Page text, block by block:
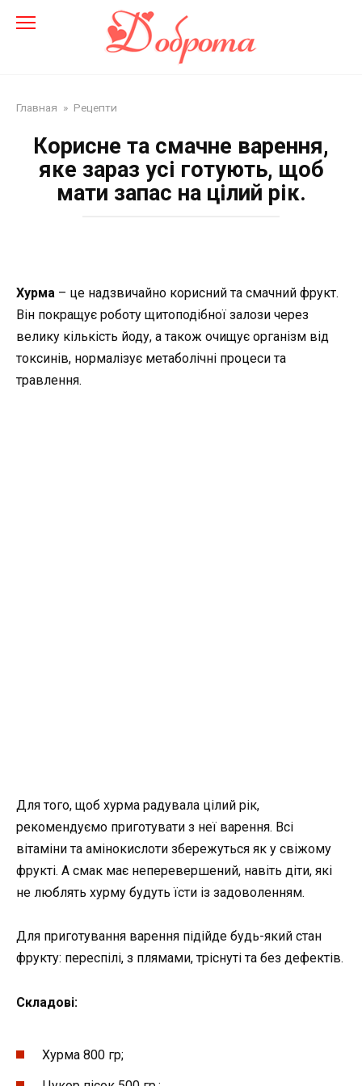
Главная » Рецепти
Корисне та смачне варення,
яке зараз усі готують, щоб
мати запас на цілий рік.
Хурма – це надзвичайно корисний та смачний фрукт.
Він покращує роботу щитоподібної залози через
велику кількість йоду, а також очищує організм від
токсинів, нормалізує метаболічні процеси та
травлення.
Для того, щоб хурма радувала цілий рік,
рекомендуємо приготувати з неї варення. Всі
вітаміни та амінокислоти збережуться як у свіжому
фрукті. А смак має неперевершений, навіть діти, які
не люблять хурму будуть їсти із задоволенням.
Для приготування варення підійде будь-який стан
фрукту: переспілі, з плямами, тріснуті та без дефектів.
Складові:
Хурма 800 гр;